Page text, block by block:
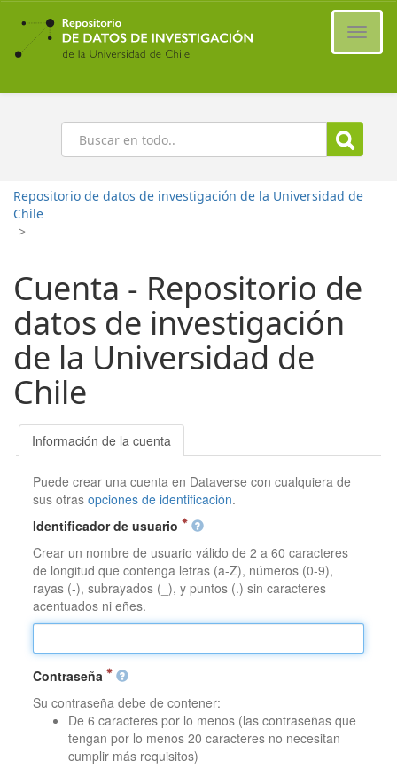
Ir
contenido
principal
Buscar
Repositorio de datos de investigación de la Universidad de
Chile
>
Cuenta - Repositorio de
datos de investigación
de la Universidad de
Chile
Información de la cuenta
Puede crear una cuenta en Dataverse con cualquiera de
sus otrasopciones de identificación.
Identificador de usuario
Crear un nombre de usuario válido de 2 a 60 caracteres
de longitud que contenga letras (a-Z), números (0-9),
rayas (-), subrayados (_), y puntos (.) sin caracteres
acentuados ni eñes.
Contraseña
Su contraseña debe de contener:
De 6 caracteres por lo menos (las contraseñas que
tengan por lo menos 20 caracteres no necesitan
cumplir más requisitos)